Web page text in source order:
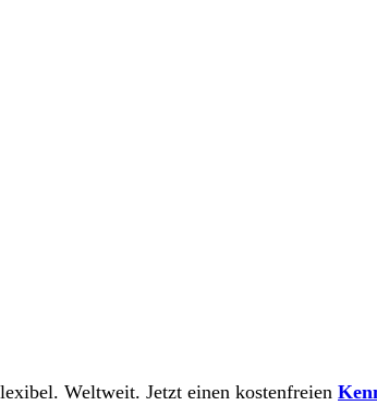
Weltweit. Jetzt einen kostenfreien